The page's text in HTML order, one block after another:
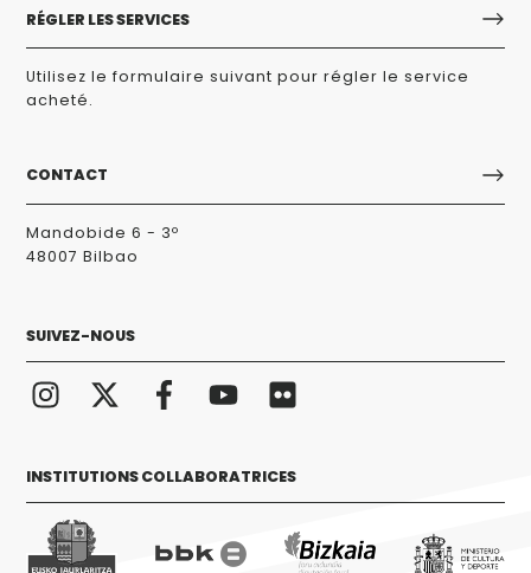
RÉGLER LES SERVICES
Utilisez le formulaire suivant pour régler le service
acheté.
CONTACT
Mandobide 6 - 3º
48007 Bilbao
SUIVEZ-NOUS
INSTITUTIONS COLLABORATRICES